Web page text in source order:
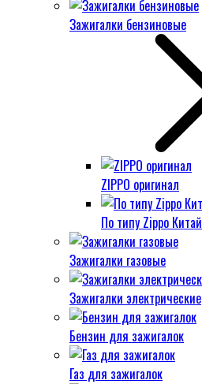
Зажигалки бензиновые
ZIPPO оригинал
По типу Zippo Китай
Зажигалки газовые
Зажигалки электрические
Бензин для зажигалок
Газ для зажигалок